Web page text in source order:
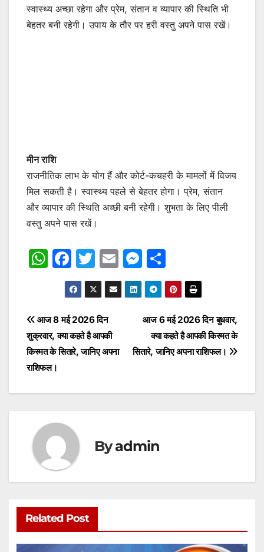
स्वास्थ्य अच्छा रहेगा और प्रेम, संतान व व्यापार की स्थिति भी
बेहतर बनी रहेगी। उपाय के तौर पर हरी वस्तु अपने पास रखें।
मीन राशि
राजनीतिक लाभ के योग हैं और कोर्ट-कचहरी के मामलों में विजय
मिल सकती है। स्वास्थ्य पहले से बेहतर होगा। प्रेम, संतान
और व्यापार की स्थिति अच्छी बनी रहेगी। शुभता के लिए पीली
वस्तु अपने पास रखें।
W
s
A
p
p
F
a
c
e
b
o
k
T
w
itt
er
E
m
ai
M
e
s
s
e
n
er
h
ar
e
Post
navigation
आज 6 मई 2026 दिन बुधवार,
क्या कहते है आपकी किस्मत के
सितारे, जानिए अपना राशिफल।
आज 8 मई 2026 दिन
शुक्रवार, क्या कहते है आपकी
किस्मत के सितारे, जानिए अपना
राशिफल।
Byadmin
Related Post